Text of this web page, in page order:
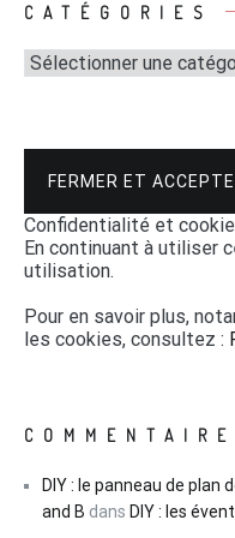
CATÉGORIES
Catégories
Confidentialité et
En continuant à utiliser
utilisation.
Pour en savoir plus,
les cookies, consultez :
DIY : le panneau de plan
and B dans DIY : les